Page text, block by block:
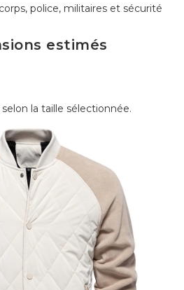
police, militaires et sécurité
estimés
la taille sélectionnée.